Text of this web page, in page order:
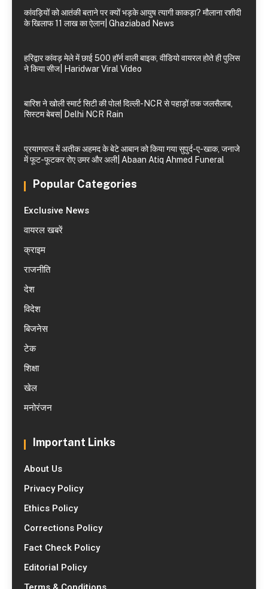
कांवड़ियों को आतंकी बताने पर क्यों भड़के आयुष त्यागी काकड़ा? मौलाना रशीदी
के खिलाफ 11 लाख का ऐलान| Ghaziabad News
हरिद्वार कांवड़ मेले में छाई 500 हॉर्न वाली बाइक, वीडियो वायरल होते ही पुलिस
ने किया सीज| Haridwar Viral Video
बारिश ने खोली स्मार्ट सिटी की पोल! दिल्ली-NCR से पहाड़ों तक जलसैलाब,
सिस्टम बेबस| Delhi NCR Rain
प्रयागराज में अतीक अहमद के बेटे आबान को किया गया सुपुर्द-ए-खाक, जनाजे
में फूट-फूटकर रोए उमर और अली| Abaan Atiq Ahmed Funeral
Popular Categories
Exclusive News
वायरल खबरें
क्राइम
राजनीति
देश
विदेश
बिजनेस
टेक
शिक्षा
खेल
मनोरंजन
Important Links
About Us
Privacy Policy
Ethics Policy
Corrections Policy
Fact Check Policy
Editorial Policy